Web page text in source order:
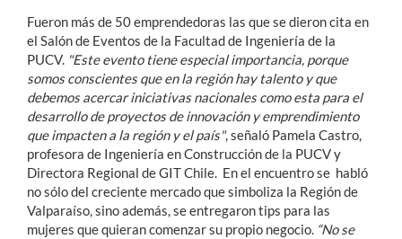
Fueron más de 50 emprendedoras las que se dieron cita en
el Salón de Eventos de la Facultad de Ingeniería de la
PUCV. "Este evento tiene especial importancia, porque
somos conscientes que en la región hay talento y que
debemos acercar iniciativas nacionales como esta para el
desarrollo de proyectos de innovación y emprendimiento
que impacten a la región y el país", señaló Pamela Castro,
profesora de Ingeniería en Construcción de la PUCV y
Directora Regional de GIT Chile. En el encuentro se habló
no sólo del creciente mercado que simboliza la Región de
Valparaíso, sino además, se entregaron tips para las
mujeres que quieran comenzar su propio negocio. “No se